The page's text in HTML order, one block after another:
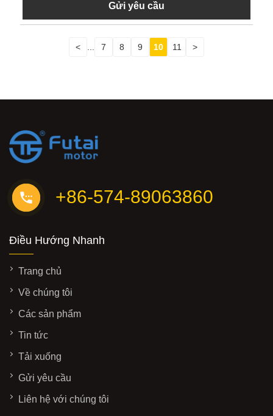
Gửi yêu cầu
< 7 8 9 10 11 >
+86-574-89063860
Điều Hướng Nhanh
Trang chủ
Về chúng tôi
Các sản phẩm
Tin tức
Tải xuống
Gửi yêu cầu
Liên hệ với chúng tôi